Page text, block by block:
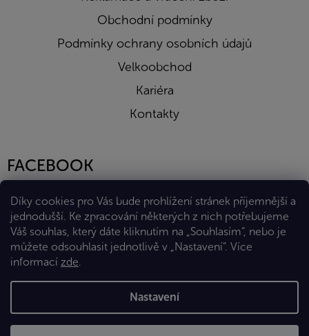
Díky cookies pro Vás bude prohlížení stránek příjemnější a
jednodušší. Ke zpracování některých z nich potřebujeme
Váš souhlas, který dáte kliknutím na „Souhlasím“, nebo je
můžete odsouhlasit jednotlivě v „Nastavení“. Více
informací zde.
Nastavení
Obchodní podmínky
Podmínky ochrany osobních údajů
Velkoobchod
Kariéra
Kontakty
FACEBOOK
Vytvořil Shoptet Premium
Copyright 2026Eshop Diana Company, spol. s r.o.. Všechna